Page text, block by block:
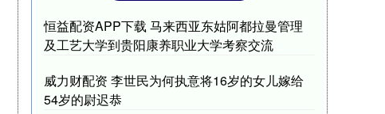
恒益配资APP下载 马来西亚东姑阿都拉曼管理
及工艺大学到贵阳康养职业大学考察交流
威力财配资 李世民为何执意将16岁的女儿嫁给
54岁的尉迟恭